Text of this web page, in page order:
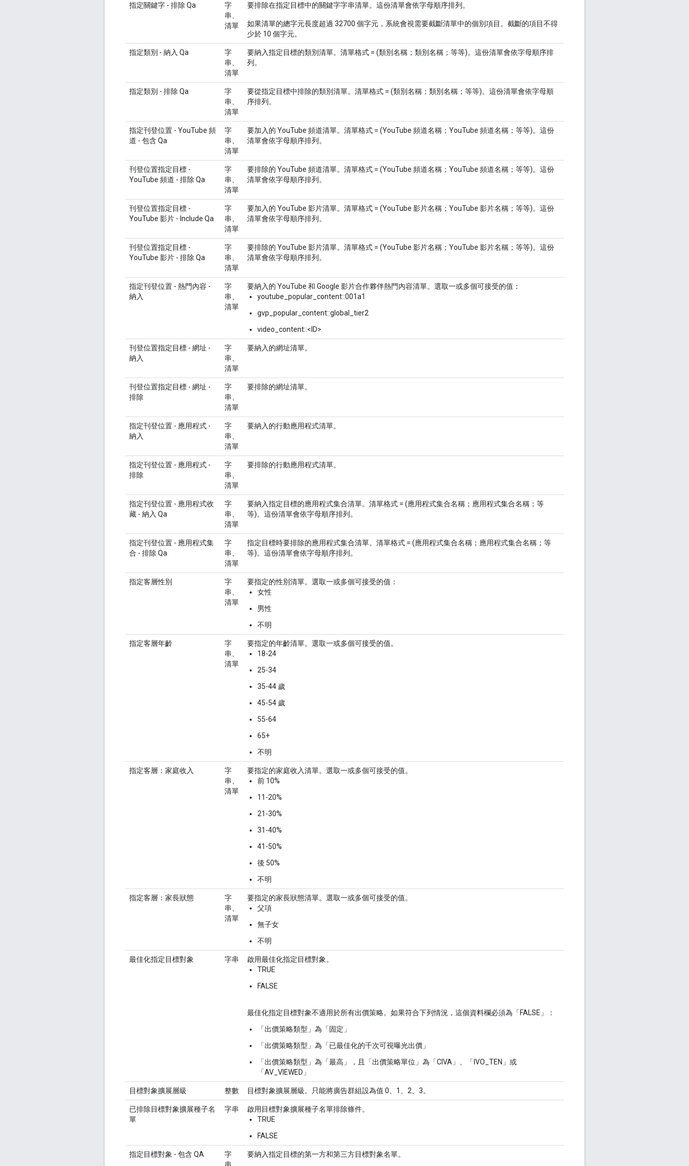
指定關鍵字 - 排除 Qa
字
串、
清單
要排除在指定目標中的關鍵字字串清單。這份清單會依字母順序排列。
如果清單的總字元長度超過 32700 個字元，系統會視需要截斷清單中的個別項目。截斷的項目不得
少於 10 個字元。
指定類別 - 納入 Qa
字
串、
清單
要納入指定目標的類別清單。清單格式 = (類別名稱；類別名稱；等等)。這份清單會依字母順序排
列。
指定類別 - 排除 Qa
字
串、
清單
要從指定目標中排除的類別清單。清單格式 = (類別名稱；類別名稱；等等)。這份清單會依字母順
序排列。
指定刊登位置 - YouTube 頻
道 - 包含 Qa
字
串、
清單
要加入的 YouTube 頻道清單。清單格式 = (YouTube 頻道名稱；YouTube 頻道名稱；等等)。這份
清單會依字母順序排列。
刊登位置指定目標 -
YouTube 頻道 - 排除 Qa
字
串、
清單
要排除的 YouTube 頻道清單。清單格式 = (YouTube 頻道名稱；YouTube 頻道名稱；等等)。這份
清單會依字母順序排列。
刊登位置指定目標 -
YouTube 影片 - Include Qa
字
串、
清單
要加入的 YouTube 影片清單。清單格式 = (YouTube 影片名稱；YouTube 影片名稱；等等)。這份
清單會依字母順序排列。
刊登位置指定目標 -
YouTube 影片 - 排除 Qa
字
串、
清單
要排除的 YouTube 影片清單。清單格式 = (YouTube 影片名稱；YouTube 影片名稱；等等)。這份
清單會依字母順序排列。
指定刊登位置 - 熱門內容 -
納入
字
串、
清單
要納入的 YouTube 和 Google 影片合作夥伴熱門內容清單。選取一或多個可接受的值：
youtube_popular_content::001a1
gvp_popular_content::global_tier2
video_content::<ID>
刊登位置指定目標 - 網址 -
納入
字
串、
清單
要納入的網址清單。
刊登位置指定目標 - 網址 -
排除
字
串、
清單
要排除的網址清單。
指定刊登位置 - 應用程式 -
納入
字
串、
清單
要納入的行動應用程式清單。
指定刊登位置 - 應用程式 -
排除
字
串、
清單
要排除的行動應用程式清單。
指定刊登位置 - 應用程式收
藏 - 納入 Qa
字
串、
清單
要納入指定目標的應用程式集合清單。清單格式 = (應用程式集合名稱；應用程式集合名稱；等
等)。這份清單會依字母順序排列。
指定刊登位置 - 應用程式集
合 - 排除 Qa
字
串、
清單
指定目標時要排除的應用程式集合清單。清單格式 = (應用程式集合名稱；應用程式集合名稱；等
等)。這份清單會依字母順序排列。
指定客層性別
字
串、
清單
要指定的性別清單。選取一或多個可接受的值：
女性
男性
不明
指定客層年齡
字
串、
清單
要指定的年齡清單。選取一或多個可接受的值。
18-24
25-34
35-44 歲
45-54 歲
55-64
65+
不明
指定客層：家庭收入
字
串、
清單
要指定的家庭收入清單。選取一或多個可接受的值。
前 10%
11-20%
21-30%
31-40%
41-50%
後 50%
不明
指定客層：家長狀態
字
串、
清單
要指定的家長狀態清單。選取一或多個可接受的值。
父項
無子女
不明
最佳化指定目標對象 字串
啟用最佳化指定目標對象。
TRUE
FALSE
最佳化指定目標對象不適用於所有出價策略。如果符合下列情況，這個資料欄必須為「FALSE」：
「出價策略類型」為「固定」
「出價策略類型」為「已最佳化的千次可視曝光出價」
「出價策略類型」為「最高」，且「出價策略單位」為「CIVA」、「IVO_TEN」或
「AV_VIEWED」
目標對象擴展層級 整數 目標對象擴展層級。只能將廣告群組設為值 0、1、2、3。
已排除目標對象擴展種子名
單
字串
啟用目標對象擴展種子名單排除條件。
TRUE
FALSE
指定目標對象 - 包含 QA
字
要納入指定目標的第一方和第三方目標對象名單。